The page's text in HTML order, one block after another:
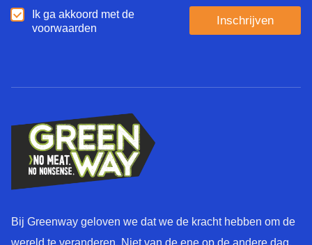
u
A
Ik ga akkoord met de
voorwaarden
Inschrijven
Bij Greenway geloven we dat we de kracht hebben om de
wereld te veranderen. Niet van de ene op de andere dag.